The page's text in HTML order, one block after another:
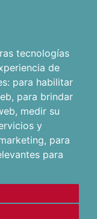
tecnologías
de
para habilitar
, para brindar
, medir su
y
, para
para